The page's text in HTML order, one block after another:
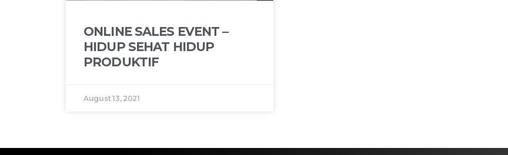
ONLINE SALES EVENT –
HIDUP SEHAT HIDUP
PRODUKTIF
August 13, 2021